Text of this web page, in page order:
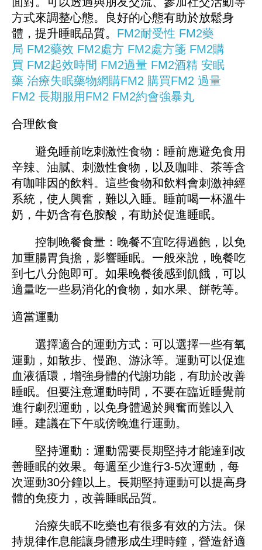
方式來調整心態。良好的心態有助於放鬆身
體，提升睡眠品質。 FM2耐受性 FM2藥
局 FM2藥效 FM2處方 FM2處方箋 FM2購
買 FM2起效時間 FM2過量 FM2酒精 安眠
藥 治療失眠藥物網購FM2 購買FM2 過量
FM2 長期服用FM2 FM2約會強暴丸
合理飲食
避免睡前吃刺激性食物：睡前應避免食用
辛辣、油膩、刺激性食物，以及咖啡、茶等含
有咖啡因的飲料。這些食物和飲料會刺激神經
系統，使人興奮，難以入睡。睡前喝一杯溫牛
奶，牛奶含有色胺酸，有助於促進睡眠。
控制晚餐食量：晚餐不宜吃得過飽，以免
加重腸胃負擔，影響睡眠。一般來說，晚餐吃
到七八分飽即可。如果晚餐後感到飢餓，可以
適量吃一些易消化的食物，如水果、餅乾等。
適當運動
選擇適合的運動方式：可以選擇一些有氧
運動，如散步、慢跑、游泳等。運動可以促進
血液循環，增強身體的代謝功能，有助於改善
睡眠。但要注意運動時間，不要在臨近睡覺前
進行劇烈運動，以免身體過於興奮而難以入
睡。建議在下午或傍晚進行運動。
堅持運動：運動需要長期堅持才能達到改
善睡眠的效果。每週至少進行3-5次運動，每
次運動30分鐘以上。長期堅持運動可以提高身
體的免疫力，改善睡眠品質。
治療失眠不吃藥也有很多有效的方法。保
持規律作息能讓身體形成生理時鐘，營造舒適